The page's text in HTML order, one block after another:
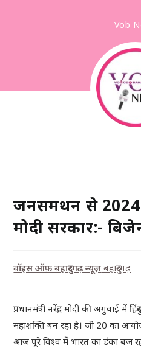
Vob
जनसमर्थन से
मोदी सरकार:-
वॉइस ऑफ़ बहादुरगढ़ न्यूज़ बहादुरगढ़
प्रधानमंत्री नरेंद्र मोदी की अगुवाई में
महाशक्ति बन रहा है। जी 20 का
आज पूरे विश्व में भारत का डंका बज